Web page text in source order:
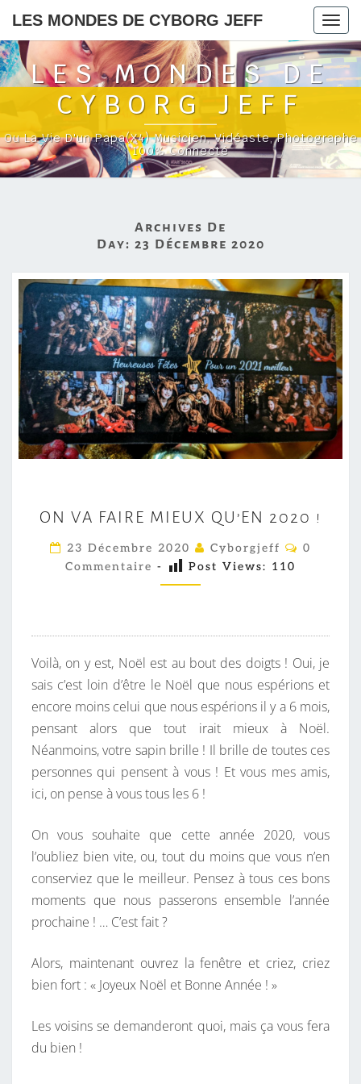
LES MONDES DE CYBORG JEFF
LES MONDES DE
CYBORG JEFF
Ou La Vie D'un Papa(x4) Musicien, Vidéaste, Photographe
100% Connecté
Archives De
Day: 23 Décembre 2020
N
V
A
F
I
E
’
2
0
ON VA FAIRE MIEUX QU’EN 2020 !
23 Décembre 2020 Cyborgjeff
C
A
R
S
0
Commentaire - Post Views: 110
Voilà, on y est, Noël est au bout des doigts ! Oui, je
sais c’est loin d’être le Noël que nous espérions et
encore moins celui que nous espérions il y a 6 mois,
pensant alors que tout irait mieux à Noël.
Néanmoins, votre sapin brille ! Il brille de toutes ces
personnes qui pensent à vous ! Et vous mes amis,
ici, on pense à vous tous les 6 !
On vous souhaite que cette année 2020, vous
l’oubliez bien vite, ou, tout du moins que vous n’en
conserviez que le meilleur. Pensez à tous ces bons
moments que nous passerons ensemble l’année
prochaine ! … C’est fait ?
Alors, maintenant ouvrez la fenêtre et criez, criez
bien fort : « Joyeux Noël et Bonne Année ! »
Les voisins se demanderont quoi, mais ça vous fera
du bien !